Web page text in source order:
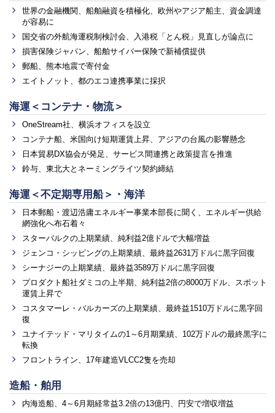
世界の金融機関、船舶融資を積極化、欧州やアジア船主、資金調達
が容易に
国交省の外航海運税制検討会、入港税「とん税」見直しが論点に
損害保険ジャパン、船舶サイバー保険で新補償提供
郵船、熊本地震で寄付金
エイトノット、都のエコ連携事業に採択
海運＜コンテナ・物流＞
OneStream社、横浜オフィスを設立
コンテナ船、米国向け短期運賃上昇、アジアの台風の影響懸念
日本貿易DX協会が発足、サービス間連携と政策提言を推進
鈴与、東北大とネーミングライツ契約締結
海運＜不定期専用船＞・海洋
日本郵船・渡辺浩庸エネルギー事業本部長に聞く、エネルギー供給
網強化へ布石着々
スターバルクの上期業績、純利益2億ドルで大幅増益
ジェンコ・シッピングの上期業績、最終益2631万ドルに黒字回復
シーナジーの上期業績、最終益3589万ドルに黒字回復
プロダクト船社ダミコの上半期、純利益2倍の8000万ドル、スポット
運賃上昇で
コスタマーレ・バルカーズの上期業績、最終益1510万ドルに黒字回
復
ユナイテッド・マリタイムの1～6月期業績、102万ドルの最終黒字に
転換
フロントライン、17年建造VLCC2隻を売却
造船・舶用
内海造船、4～6月期経常益3.2倍の13億円、円安で増収増益